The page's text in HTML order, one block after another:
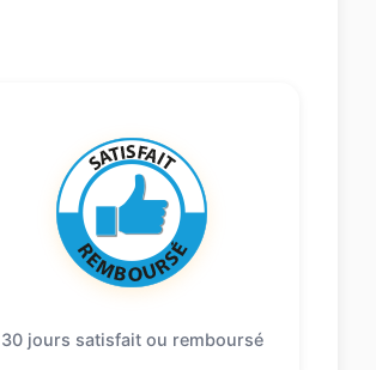
30 jours satisfait ou remboursé